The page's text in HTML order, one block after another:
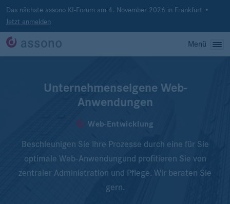
Das nächste assono KI-Forum am 4. November 2026 in Frankfurt •
Jetzt anmelden
Menü
Unternehmenseigene Web-
Anwendungen
Web-Entwicklung
Beschleunigen Sie Ihre Prozesse durch eine für Sie
optimale Web-Anwendungund profitieren Sie von
zentraler Administration und Pflege. Wir beraten Sie
gern.